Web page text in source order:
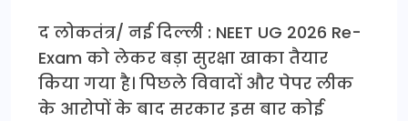
द लोकतंत्र/ नई दिल्ली : NEET UG 2026 Re-
Exam को लेकर बड़ा सुरक्षा खाका तैयार
किया गया है। पिछले विवादों और पेपर लीक
के आरोपों के बाद सरकार इस बार कोई